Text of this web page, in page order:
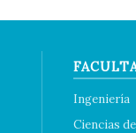
Ingeniería
Ciencias